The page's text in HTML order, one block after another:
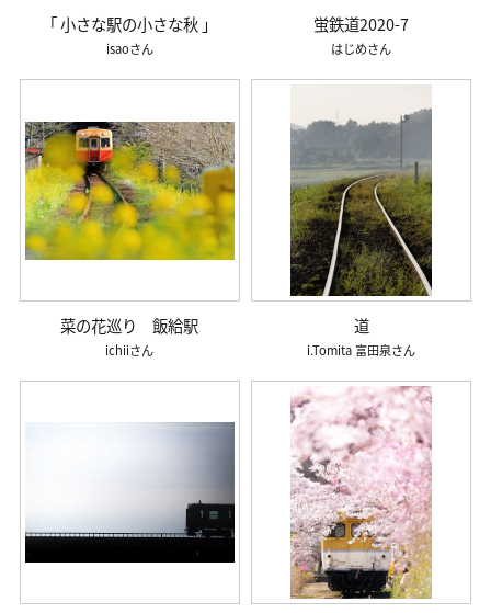
「 小さな駅の小さな秋 」
isao
蛍鉄道2020-7
はじめ
菜の花巡り 飯給駅
ichii
道
i.Tomita 富田泉